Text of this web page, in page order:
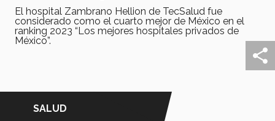
El hospital Zambrano Hellion de TecSalud fue
considerado como el cuarto mejor de México en el
ranking 2023 “Los mejores hospitales privados de
México”.
SALUD